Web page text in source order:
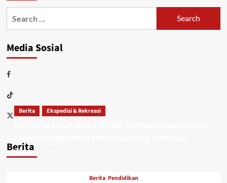
Media Sosial
Berita
Berita Ekspedisi & Rekreasi
Adin M. Nor
Berita Pendidikan